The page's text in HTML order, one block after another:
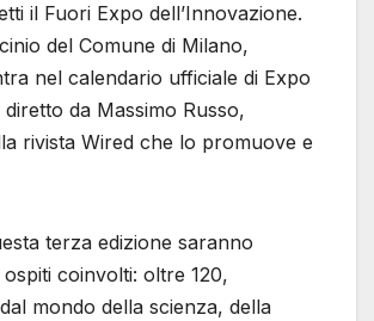
il Fuori Expo dell’Innovazione.
del Comune di Milano,
nel calendario ufficiale di Expo
diretto da Massimo Russo,
rivista Wired che lo promuove e
terza edizione saranno
ospiti coinvolti: oltre 120,
mondo della scienza, della